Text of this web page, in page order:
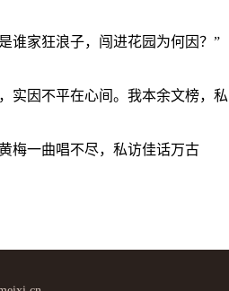
谁家狂浪子，闯进花园为何因？”
实因不平在心间。我本余文榜，私
梅一曲唱不尽，私访佳话万古